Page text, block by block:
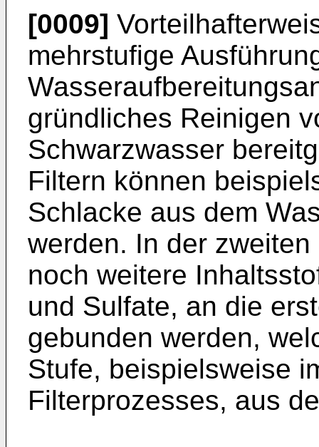
[0009]
mehrstufige
gründliches Reinigen
Schwarzwasser
Filtern können
Schlacke aus dem
werden. In der
noch weitere
und Sulfate, an die
gebunden werden,
Stufe, beispielsweise
Filterprozesses, aus